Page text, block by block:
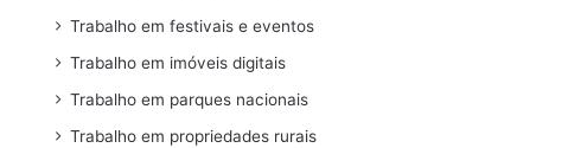
Trabalho em festivais e eventos
Trabalho em imóveis digitais
Trabalho em parques nacionais
Trabalho em propriedades rurais